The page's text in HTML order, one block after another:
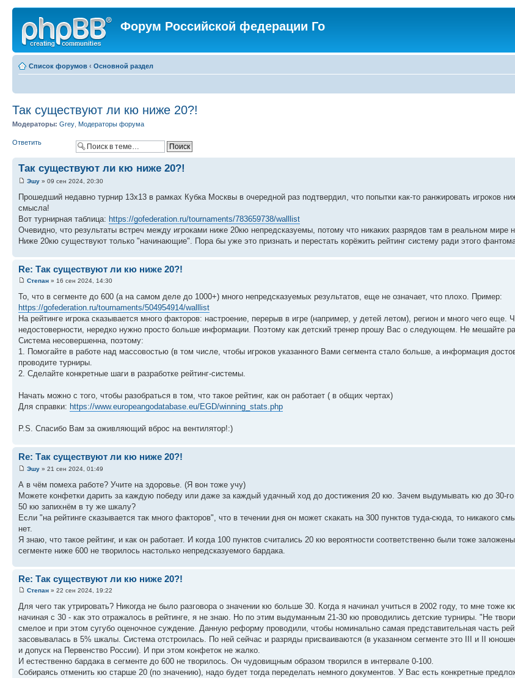
Форум Российской федерации Го
Список форумов ‹ Основной раздел
Так существуют ли кю ниже 20?!
Модераторы: Grey Модераторы форума
Ответить
Так существуют ли кю ниже 20?!
Эшу » 09 сен 2024, 20:30
Прошедший недавно турнир 13х13 в рамках Кубка Москвы в очередной раз подтвердил, что попытки как-то ранжировать игроков
смысла!
Вот турнирная таблица: https://gofederation.ru/tournaments/783659738/walllist
Очевидно, что результаты встреч между игроками ниже 20кю непредсказуемы, потому что никаких разрядов там в реальном мире
Ниже 20кю существуют только "начинающие". Пора бы уже это признать и перестать корёжить рейтинг систему ради этого
Re: Так существуют ли кю ниже 20?!
Степан » 16 сен 2024, 14:30
То, что в сегменте до 600 (а на самом деле до 1000+) много непредсказуемых результатов, еще не означает, что плохо. Пример:
https://gofederation.ru/tournaments/504954914/walllist
На рейтинге игрока сказывается много факторов: настроение, перерыв в игре (например, у детей летом), регион и много чего еще.
недостоверности, нередко нужно просто больше информации. Поэтому как детский тренер прошу Вас о следующем. Не мешайте
Система несовершенна, поэтому:
1. Помогайте в работе над массовостью (в том числе, чтобы игроков указанного Вами сегмента стало больше, а информация
проводите турниры.
2. Сделайте конкретные шаги в разработке рейтинг-системы.
Начать можно с того, чтобы разобраться в том, что такое рейтинг, как он работает ( в общих чертах)
Для справки: https://www.europeangodatabase.eu/EGD/winning_stats.php
P.S. Спасибо Вам за оживляющий вброс на вентилятор!:)
Re: Так существуют ли кю ниже 20?!
Эшу » 21 сен 2024, 01:49
А в чём помеха работе? Учите на здоровье. (Я вон тоже учу)
Можете конфетки дарить за каждую победу или даже за каждый удачный ход до достижения 20 кю. Зачем выдумывать кю до 30-
50 кю запихнём в ту же шкалу?
Если "на рейтинге сказывается так много факторов", что в течении дня он может скакать на 300 пунктов туда-сюда, то никакого
нет.
Я знаю, что такое рейтинг, и как он работает. И когда 100 пунктов считались 20 кю вероятности соответственно были тоже
сегменте ниже 600 не творилось настолько непредсказуемого бардака.
Re: Так существуют ли кю ниже 20?!
Степан » 22 сен 2024, 19:22
Для чего так утрировать? Никогда не было разговора о значении кю больше 30. Когда я начинал учиться в 2002 году, то мне тоже
начиная с 30 - как это отражалось в рейтинге, я не знаю. Но по этим выдуманным 21-30 кю проводились детские турниры. "Не
смелое и при этом сугубо оценочное суждение. Данную реформу проводили, чтобы номинально самая представительная часть
засовывалась в 5% шкалы. Система отстроилась. По ней сейчас и разряды присваиваются (в указанном сегменте это III и II
и допуск на Первенство России). И при этом конфеток не жалко.
И естественно бардака в сегменте до 600 не творилось. Он чудовищным образом творился в интервале 0-100.
Собираясь отменить кю старше 20 (по значению), надо будет тогда переделать немного документов. У Вас есть конкретные